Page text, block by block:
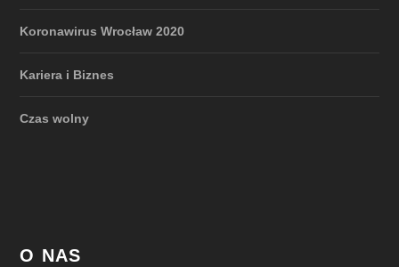
Koronawirus Wrocław 2020
Kariera i Biznes
Czas wolny
O NAS